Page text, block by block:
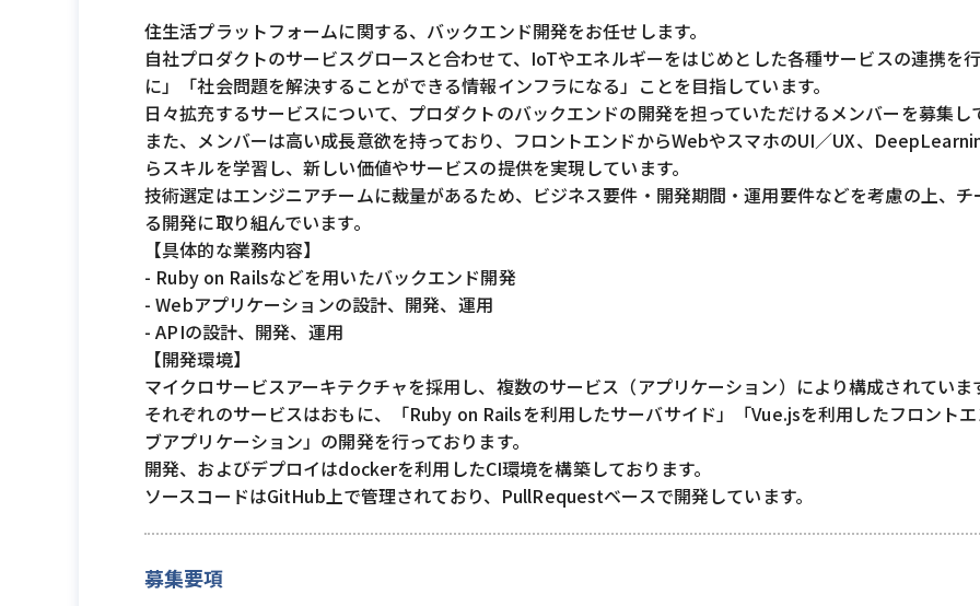
住生活プラットフォームに関する、バックエンド開発をお任せします。
自社プロダクトのサービスグロースと合わせて、IoTやエネルギーをはじめとした各種サービスの連携を
に」「社会問題を解決することができる情報インフラになる」ことを目指しています。
日々拡充するサービスについて、プロダクトのバックエンドの開発を担っていただけるメンバーを募集し
また、メンバーは高い成長意欲を持っており、フロントエンドからWebやスマホのUI／UX、
らスキルを学習し、新しい価値やサービスの提供を実現しています。
技術選定はエンジニアチームに裁量があるため、ビジネス要件・開発期間・運用要件などを考慮の上、
る開発に取り組んでいます。
【具体的な業務内容】
- Ruby on Railsなどを用いたバックエンド開発
- Webアプリケーションの設計、開発、運用
- APIの設計、開発、運用
【開発環境】
マイクロサービスアーキテクチャを採用し、複数のサービス（アプリケーション）により構成されていま
それぞれのサービスはおもに、「Ruby on Railsを利用したサーバサイド」「Vue.jsを利用したフロント
ブアプリケーション」の開発を行っております。
開発、およびデプロイはdockerを利用したCI環境を構築しております。
ソースコードはGitHub上で管理されており、PullRequestベースで開発しています。
募集要項